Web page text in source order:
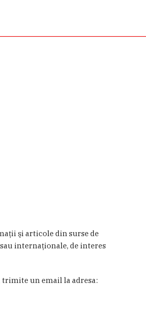
şi articole din surse de
internaţionale, de interes
trimite un email la adresa: